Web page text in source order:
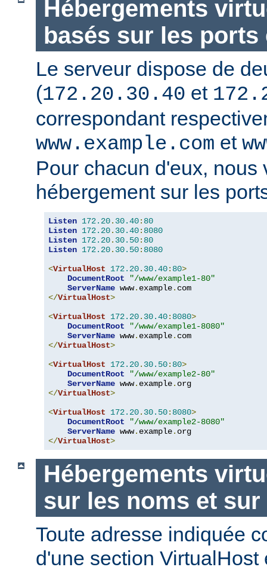
Hébergements
basés sur les ports
Le serveur dispose de
(172.20.30.40 et
correspondant
www.example.com et
Pour chacun d'eux, nous
hébergement sur les
Listen 172.20. 30.40: 80
Listen 172.20. 30.40: 8080
Listen 172.20. 30.50: 80
Listen 172.20. 30.50: 8080
<VirtualHost 172.20. 30.40: 80>
DocumentRoot
"/www/example1-80"
ServerName www. example.
</VirtualHost>
<VirtualHost 172.20. 30.40: 8080>
DocumentRoot
"/www/example1-8080"
ServerName www. example.
</VirtualHost>
<VirtualHost 172.20. 30.50: 80>
DocumentRoot
"/www/example2-80"
ServerName www. example.
</VirtualHost>
<VirtualHost 172.20. 30.50: 8080>
DocumentRoot
"/www/example2-8080"
ServerName www. example.
</VirtualHost>
Hébergements
sur les noms et sur
Toute adresse indiquée
d'une section VirtualHost